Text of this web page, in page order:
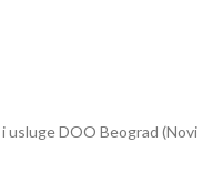
usluge DOO Beograd (Novi